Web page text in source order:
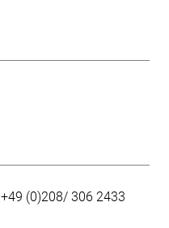
+49 (0)208/ 306 2433